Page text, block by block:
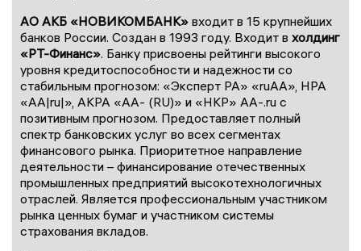
АО АКБ «НОВИКОМБАНК» входит в 15 крупнейших
банков России. Создан в 1993 году. Входит в холдинг
«РТ-Финанс». Банку присвоены рейтинги высокого
уровня кредитоспособности и надежности со
стабильным прогнозом: «Эксперт РА» «ruАА», НРА
«АА|ru|», АКРА «АА- (RU)» и «НКР» АА-.ru с
позитивным прогнозом. Предоставляет полный
спектр банковских услуг во всех сегментах
финансового рынка. Приоритетное направление
деятельности – финансирование отечественных
промышленных предприятий высокотехнологичных
отраслей. Является профессиональным участником
рынка ценных бумаг и участником системы
страхования вкладов.